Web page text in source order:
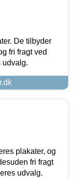
De tilbyder
fri fragt ved
udvalg.
plakater, og
fri fragt
udvalg.